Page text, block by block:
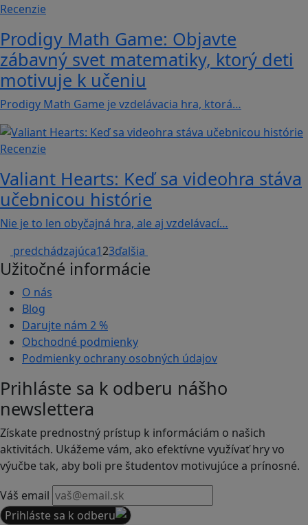
Recenzie
Prodigy Math Game: Objavte
zábavný svet matematiky, ktorý deti
motivuje k učeniu
Prodigy Math Game je vzdelávacia hra, ktorá…
Recenzie
Valiant Hearts: Keď sa videohra stáva
učebnicou histórie
Nie je to len obyčajná hra, ale aj vzdelávací…
predchádzajúca123ďalšia
Užitočné informácie
O nás
Blog
Darujte nám 2 %
Obchodné podmienky
Podmienky ochrany osobných údajov
Prihláste sa k odberu nášho
newslettera
Získate prednostný prístup k informáciám o našich
aktivitách. Ukážeme vám, ako efektívne využívať hry vo
výučbe tak, aby boli pre študentov motivujúce a prínosné.
Váš email
Prihláste sa k odberu